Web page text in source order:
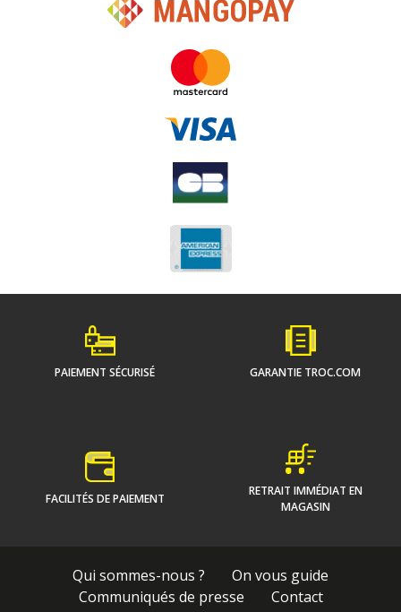
PAIEMENT SÉCURISÉ GARANTIE TROC.COM
FACILITÉS DE PAIEMENT
RETRAIT IMMÉDIAT EN
MAGASIN
Qui sommes-nous ?
On vous guide
Communiqués de presse
Contact